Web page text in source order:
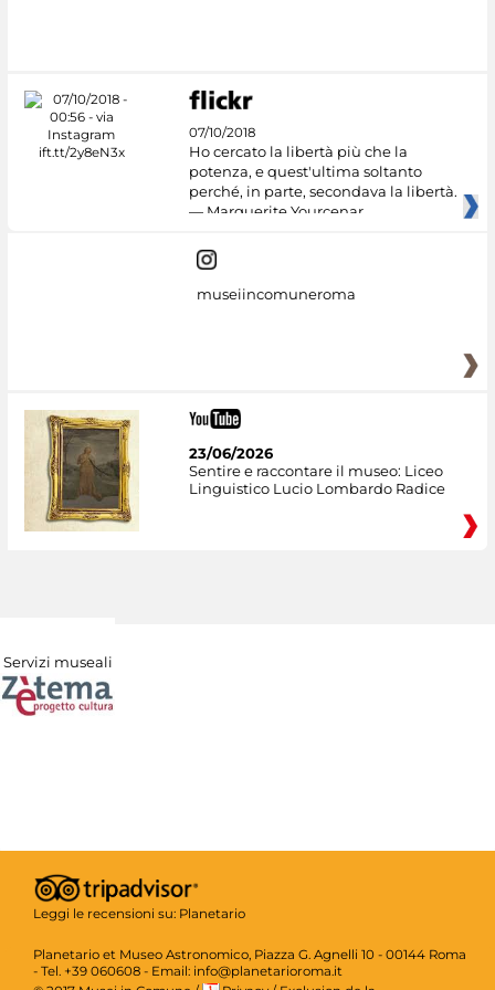
07/10/2018
Ho cercato la libertà più che la
potenza, e quest'ultima soltanto
perché, in parte, secondava la libertà.
— Marguerite Yourcenar
museiincomuneroma
23/06/2026
Sentire e raccontare il museo: Liceo
Linguistico Lucio Lombardo Radice
Servizi museali
Leggi le recensioni su: Planetario
Planetario et Museo Astronomico, Piazza G. Agnelli 10 - 00144 Roma
- Tel. +39 060608 - Email: info@planetarioroma.it